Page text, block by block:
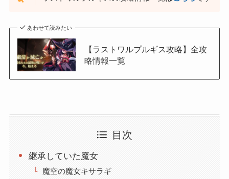
あわせて読みたい
【ラストワルプルギス攻略】全攻
略情報一覧
目次
継承していた魔女
魔空の魔女キサラギ